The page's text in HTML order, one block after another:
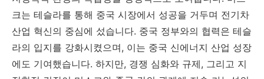
크는 테슬라를 통해 중국 시장에서 성공을 거두며 전기차
산업 혁신의 중심에 섰습니다. 중국 정부와의 협력은 테슬
라의 입지를 강화시켰으며, 이는 중국 신에너지 산업 성장
에도 기여했습니다. 하지만, 경쟁 심화와 규제, 그리고 지